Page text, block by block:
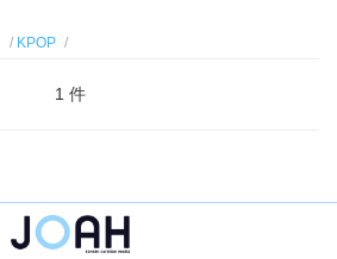
KPOP
1 件